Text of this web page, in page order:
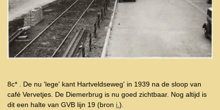
8c* . De nu 'lege' kant Hartveldseweg' in 1939 na de sloop van
café Vervetjes. De Diemerbrug is nu goed zichtbaar. Nog altijd is
dit een halte van GVB lijn 19 (bron i. ).